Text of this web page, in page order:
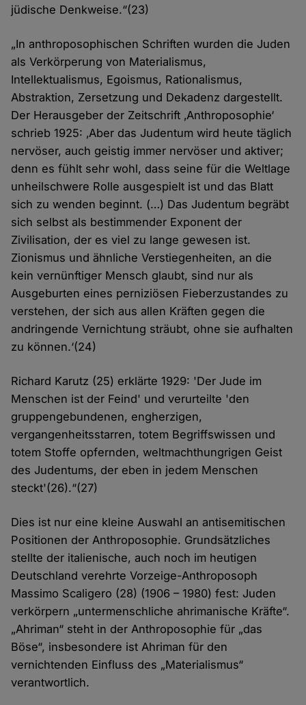
jüdische Denkweise.“(23)
„In anthroposophischen Schriften wurden die Juden
als Verkörperung von Materialismus,
Intellektualismus, Egoismus, Rationalismus,
Abstraktion, Zersetzung und Dekadenz dargestellt.
Der Herausgeber der Zeitschrift ‚Anthroposophie‘
schrieb 1925: ‚Aber das Judentum wird heute täglich
nervöser, auch geistig immer nervöser und aktiver;
denn es fühlt sehr wohl, dass seine für die Weltlage
unheilschwere Rolle ausgespielt ist und das Blatt
sich zu wenden beginnt. (…) Das Judentum begräbt
sich selbst als bestimmender Exponent der
Zivilisation, der es viel zu lange gewesen ist.
Zionismus und ähnliche Verstiegenheiten, an die
kein vernünftiger Mensch glaubt, sind nur als
Ausgeburten eines perniziösen Fieberzustandes zu
verstehen, der sich aus allen Kräften gegen die
andringende Vernichtung sträubt, ohne sie aufhalten
zu können.‘(24)
Richard Karutz (25) erklärte 1929: 'Der Jude im
Menschen ist der Feind' und verurteilte 'den
gruppengebundenen, engherzigen,
vergangenheitsstarren, totem Begriffswissen und
totem Stoffe opfernden, weltmachthungrigen Geist
des Judentums, der eben in jedem Menschen
steckt'(26).“(27)
Dies ist nur eine kleine Auswahl an antisemitischen
Positionen der Anthroposophie. Grundsätzliches
stellte der italienische, auch noch im heutigen
Deutschland verehrte Vorzeige-Anthroposoph
Massimo Scaligero (28) (1906 – 1980) fest: Juden
verkörpern „untermenschliche ahrimanische Kräfte“.
„Ahriman“ steht in der Anthroposophie für „das
Böse“, insbesondere ist Ahriman für den
vernichtenden Einfluss des „Materialismus“
verantwortlich.